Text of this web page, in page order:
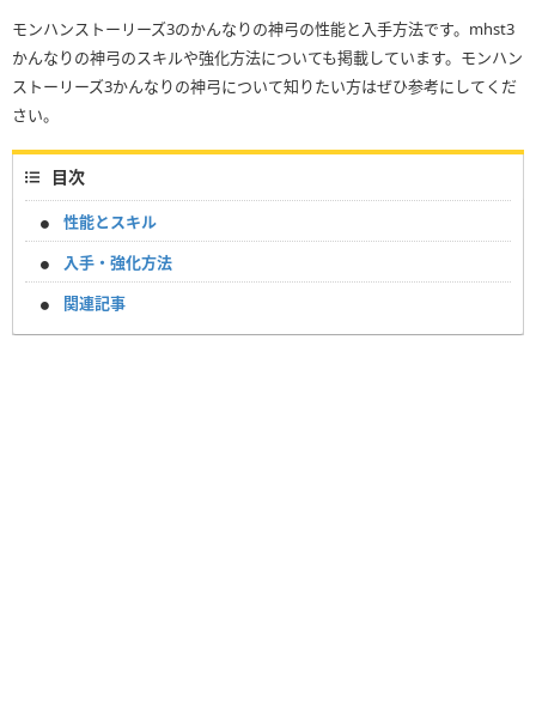
モンハンストーリーズ3のかんなりの神弓の性能と入手方法です。mhst3
かんなりの神弓のスキルや強化方法についても掲載しています。モンハン
ストーリーズ3かんなりの神弓について知りたい方はぜひ参考にしてくだ
さい。
目次
性能とスキル
入手・強化方法
関連記事